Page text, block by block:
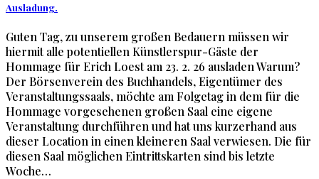
Ausladung.
Guten Tag, zu unserem großen Bedauern müssen wir
hiermit alle potentiellen Künstlerspur-Gäste der
Hommage für Erich Loest am 23. 2. 26 ausladen Warum?
Der Börsenverein des Buchhandels, Eigentümer des
Veranstaltungssaals, möchte am Folgetag in dem für die
Hommage vorgesehenen großen Saal eine eigene
Veranstaltung durchführen und hat uns kurzerhand aus
dieser Location in einen kleineren Saal verwiesen. Die für
diesen Saal möglichen Eintrittskarten sind bis letzte
Woche…